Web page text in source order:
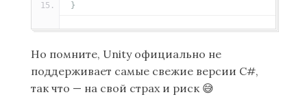
}
Но помните, Unity официально не
поддерживает самые свежие версии C#,
так что — на свой страх и риск 😅